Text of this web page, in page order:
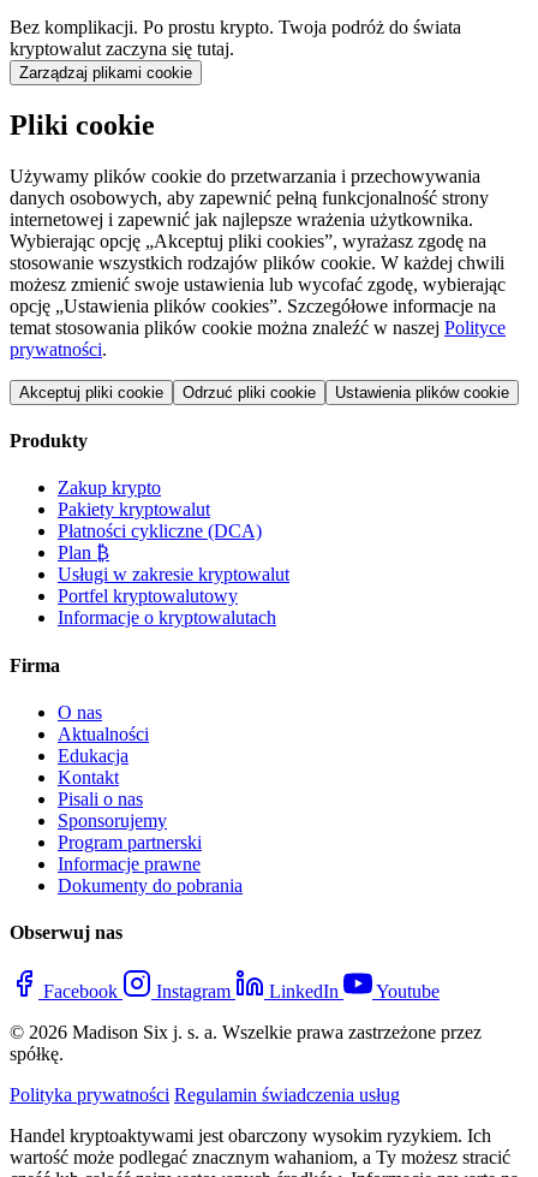
Bez komplikacji. Po prostu krypto. Twoja podróż do świata
kryptowalut zaczyna się tutaj.
Zarządzaj plikami cookie
Pliki cookie
Używamy plików cookie do przetwarzania i przechowywania
danych osobowych, aby zapewnić pełną funkcjonalność strony
internetowej i zapewnić jak najlepsze wrażenia użytkownika.
Wybierając opcję „Akceptuj pliki cookies”, wyrażasz zgodę na
stosowanie wszystkich rodzajów plików cookie. W każdej chwili
możesz zmienić swoje ustawienia lub wycofać zgodę, wybierając
opcję „Ustawienia plików cookies”. Szczegółowe informacje na
temat stosowania plików cookie można znaleźć w naszej Polityce
prywatności.
Akceptuj pliki cookie Odrzuć pliki cookie Ustawienia plików cookie
Produkty
Zakup krypto
Pakiety kryptowalut
Płatności cykliczne (DCA)
Plan ₿
Usługi w zakresie kryptowalut
Portfel kryptowalutowy
Informacje o kryptowalutach
Firma
O nas
Aktualności
Edukacja
Kontakt
Pisali o nas
Sponsorujemy
Program partnerski
Informacje prawne
Dokumenty do pobrania
Obserwuj nas
Facebook Instagram LinkedIn
Youtube
© 2026 Madison Six j. s. a. Wszelkie prawa zastrzeżone przez
spółkę.
Polityka prywatności Regulamin świadczenia usług
Handel kryptoaktywami jest obarczony wysokim ryzykiem. Ich
wartość może podlegać znacznym wahaniom, a Ty możesz stracić